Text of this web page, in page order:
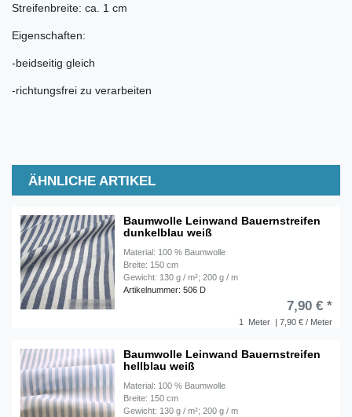
Streifenbreite: ca. 1 cm
Eigenschaften:
-beidseitig gleich
-richtungsfrei zu verarbeiten
ÄHNLICHE ARTIKEL
Baumwolle Leinwand Bauernstreifen
dunkelblau weiß
Material: 100 % Baumwolle
Breite: 150 cm
Gewicht: 130 g / m²; 200 g / m
Artikelnummer: 506 D
1 Meter | 7,90 € / Meter
7,90 € *
Baumwolle Leinwand Bauernstreifen
hellblau weiß
Material: 100 % Baumwolle
Breite: 150 cm
Gewicht: 130 g / m²; 200 g / m